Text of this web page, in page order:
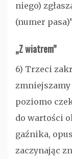
niego)
(numer
„Z wiatrem”
6) Trzeci
poziomo
do wartości
gaźnika,
zaczynając